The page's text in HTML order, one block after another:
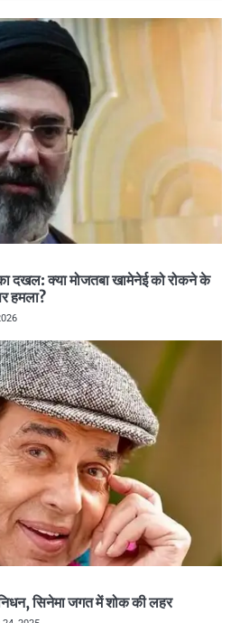
दखल: क्या मोजतबा खामेनेई को रोकने के
हमला?
सिनेमा जगत में शोक की लहर